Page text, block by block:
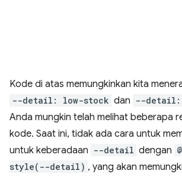
Kode di atas memungkinkan kita
--detail: low-stock dan --detail:
Anda mungkin telah melihat beberapa
kode. Saat ini, tidak ada cara untuk
untuk keberadaan --detail dengan
style(--detail) , yang akan